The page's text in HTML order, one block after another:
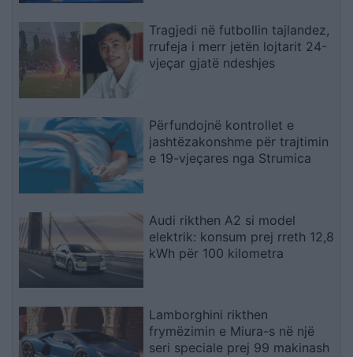
Tragjedi në futbollin tajlandez,
rrufeja i merr jetën lojtarit 24-
vjeçar gjatë ndeshjes
Përfundojnë kontrollet e
jashtëzakonshme për trajtimin
e 19-vjeçares nga Strumica
Audi rikthen A2 si model
elektrik: konsum prej rreth 12,8
kWh për 100 kilometra
Lamborghini rikthen
frymëzimin e Miura-s në një
seri speciale prej 99 makinash